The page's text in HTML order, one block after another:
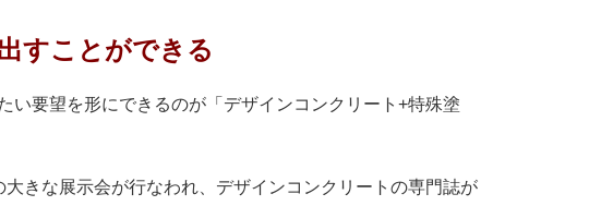
すことができる
要望を形にできるのが「デザインコンクリート+特殊塗
きな展示会が行なわれ、デザインコンクリートの専門誌が